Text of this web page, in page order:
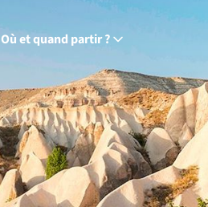
Où et quand partir ?